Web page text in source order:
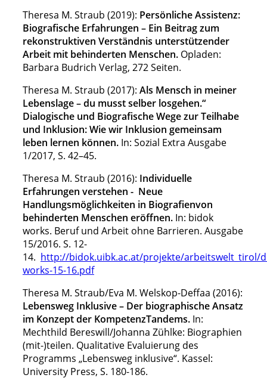
Theresa M. Straub (2019): Persönliche Assistenz:
Biografische Erfahrungen – Ein Beitrag zum
rekonstruktiven Verständnis unterstützender
Arbeit mit behinderten Menschen.Opladen:
Barbara Budrich Verlag, 272 Seiten.
Theresa M. Straub (2017): Als Mensch in meiner
Lebenslage – du musst selber losgehen.“
Dialogische und Biografische Wege zur Teilhabe
und Inklusion: Wie wir Inklusion gemeinsam
leben lernen können.In: Sozial Extra Ausgabe
1/2017, S. 42–45.
Theresa M. Straub (2016): Individuelle
Erfahrungen verstehen - Neue
Handlungsmöglichkeiten in Biografienvon
behinderten Menschen eröffnen.In: bidok
works. Beruf und Arbeit ohne Barrieren. Ausgabe
15/2016. S. 12-
14. http://bidok.uibk.ac.at/projekte/arbeitswelt_tirol/
works-15-16.pdf
Theresa M. Straub/Eva M. Welskop-Deffaa (2016):
Lebensweg Inklusive – Der biographische Ansatz
im Konzept der KompetenzTandems.In:
Mechthild Bereswill/Johanna Zühlke: Biographien
(mit-)teilen. Qualitative Evaluierung des
Programms „Lebensweg inklusive“. Kassel:
University Press, S. 180-186.